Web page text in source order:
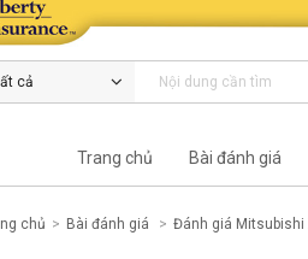
cả
Trang chủ Bài đánh giá
chủ Bài đánh giá Đánh giá Mitsubishi